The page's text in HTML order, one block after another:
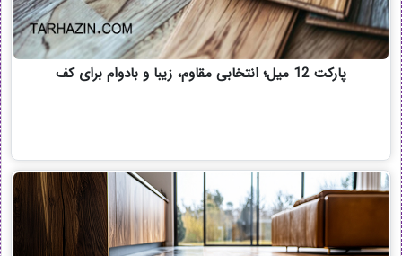
پارکت 12 میل؛ انتخابی مقاوم، زیبا و بادوام برای کف